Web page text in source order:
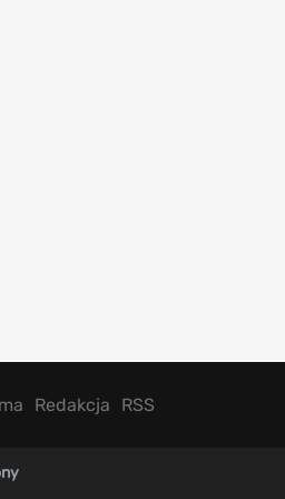
Redakcja RSS